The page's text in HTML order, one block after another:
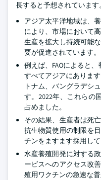
長すると予想されています。
アジア太平洋地域は、
により、市場において
生産を拡大し持続可能
要が促進されています。
例えば、FAOによると
すべてアジアにありま
トナム、バングラデシ
す。2022年、これらの
占めました。
その結果、生産者は死
抗生物質使用の制限を
チンをますます採用して
水産養殖開発に対する
ービスへのアクセス改
殖用ワクチンの急速な